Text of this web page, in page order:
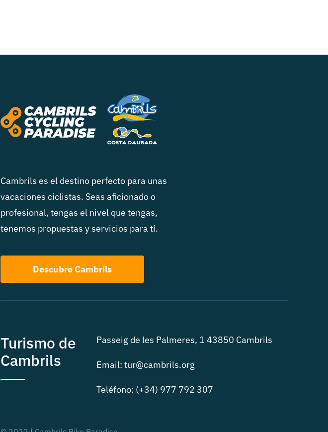
Cambrils es el destino perfecto para unas
vacaciones ciclistas. Seas aficionado o
profesional, tengas el nivel que tengas,
tenemos propuestas y servicios para tí.
Descubre Cambrils
Turismo de
Cambrils
Passeig de les Palmeres, 1 43850 Cambrils
Email: tur@cambrils.org
Teléfono: (+34) 977 792 307